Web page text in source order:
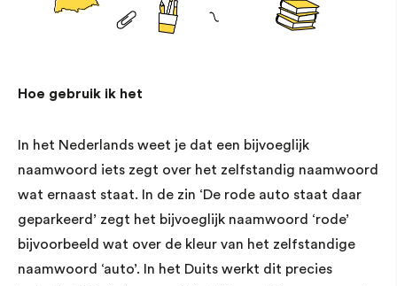
Hoe gebruik ik het
In het Nederlands weet je dat een bijvoeglijk
naamwoord iets zegt over het zelfstandig naamwoord
wat ernaast staat. In de zin ‘De rode auto staat daar
geparkeerd’ zegt het bijvoeglijk naamwoord ‘rode’
bijvoorbeeld wat over de kleur van het zelfstandige
naamwoord ‘auto’. In het Duits werkt dit precies